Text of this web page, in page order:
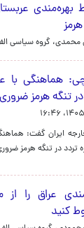
بهره‌مندی
گروه سیاسی
در تنگه هرمز
ایران گفت:
عراق را
کنید